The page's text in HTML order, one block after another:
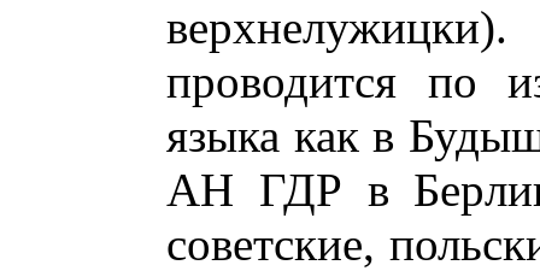
проводится по
языка как в
АН ГДР в
советские,